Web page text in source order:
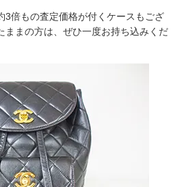
3倍もの査定価格が付くケースもござ
ままの方は、ぜひ一度お持ち込みくだ